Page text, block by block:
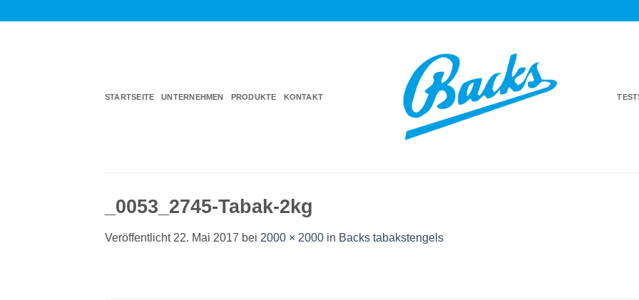
STARTSEITE UNTERNEHMEN PRODUKTE KONTAKT
_0053_2745-Tabak-2kg
Veröffentlicht 22. Mai 2017 bei 2000 × 2000 in Backs tabakstengels